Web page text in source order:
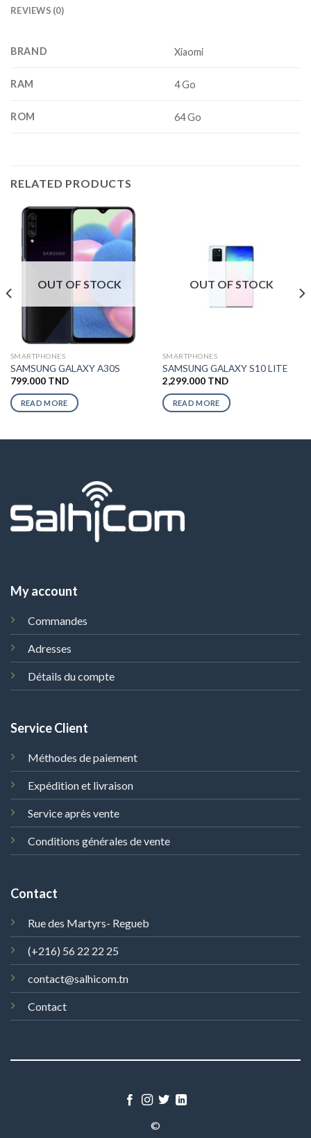
REVIEWS (0)
BRAND Xiaomi
RAM 4 Go
ROM 64 Go
RELATED PRODUCTS
OUT OF STOCK
SMARTPHONES
SAMSUNG GALAXY A30S
799.000 TND
READ MORE
OUT OF STOCK
SMARTPHONES
SAMSUNG GALAXY S10 LITE
2,299.000 TND
READ MORE
My account
Commandes
Adresses
Détails du compte
Service Client
Méthodes de paiement
Expédition et livraison
Service après vente
Conditions générales de vente
Contact
Rue des Martyrs- Regueb
(+216) 56 22 22 25
contact@salhicom.tn
Contact
©